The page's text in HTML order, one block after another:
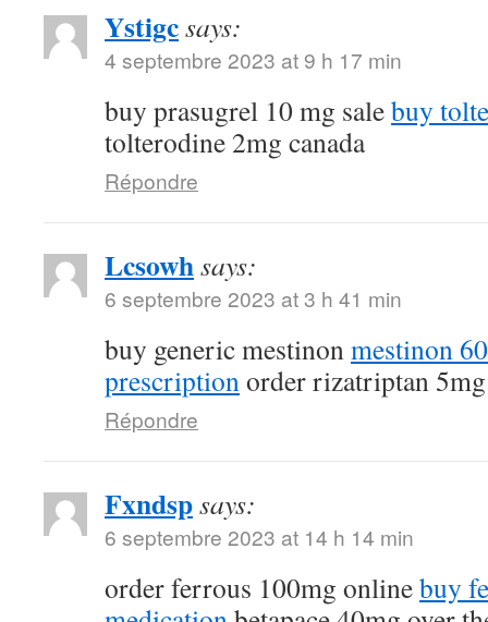
Ystigcsays:
4 septembre 2023 at 9 h 17 min
buy prasugrel 10 mg salebuy
tolterodine 2mg canada
Répondre
Lcsowhsays:
6 septembre 2023 at 3 h 41 min
buy generic mestinonmestinon
prescriptionorder rizatriptan
Répondre
Fxndspsays:
6 septembre 2023 at 14 h 14 min
order ferrous 100mg onlinebuy